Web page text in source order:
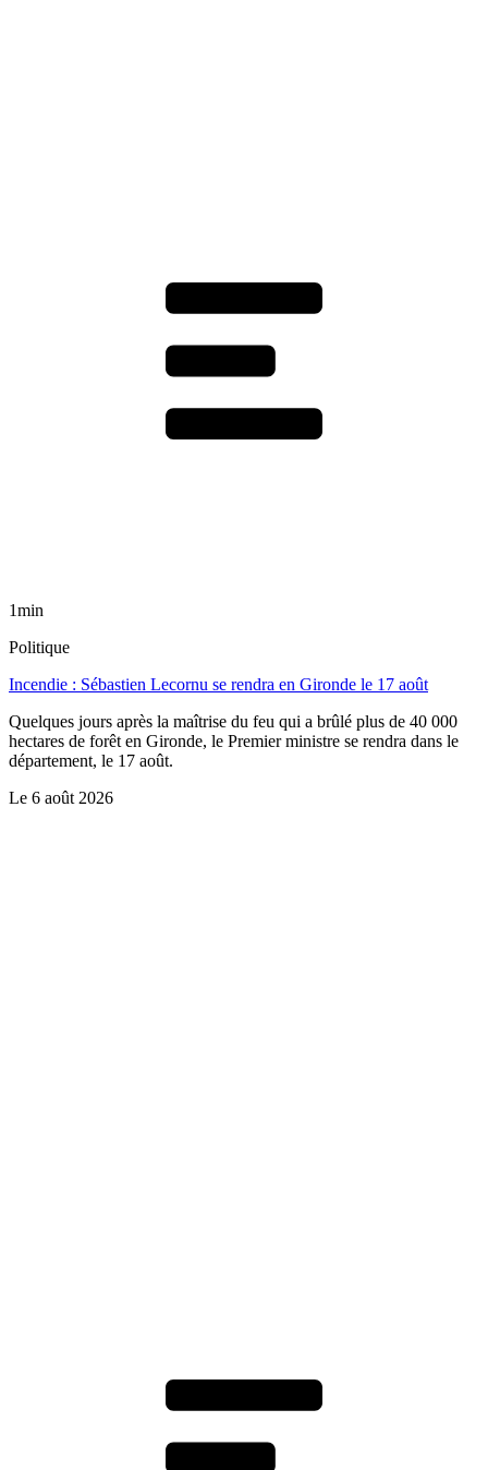
1min
Politique
Incendie : Sébastien Lecornu se rendra en Gironde le 17 août
Quelques jours après la maîtrise du feu qui a brûlé plus de 40 000
hectares de forêt en Gironde, le Premier ministre se rendra dans le
département, le 17 août.
Le 6 août 2026